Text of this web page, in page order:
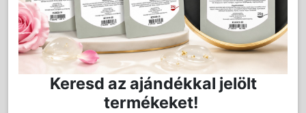
Részletes Leírás
Különleges gyártástechnológiájából adódóan
Keresd az ajándékkal jelölt
termékeket!